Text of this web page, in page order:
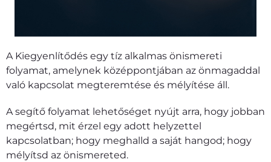
A Kiegyenlítődés egy tíz alkalmas önismereti
folyamat, amelynek középpontjában az önmagaddal
való kapcsolat megteremtése és mélyítése áll.
A segítő folyamat lehetőséget nyújt arra, hogy jobban
megértsd, mit érzel egy adott helyzettel
kapcsolatban; hogy meghalld a saját hangod; hogy
mélyítsd az önismereted.